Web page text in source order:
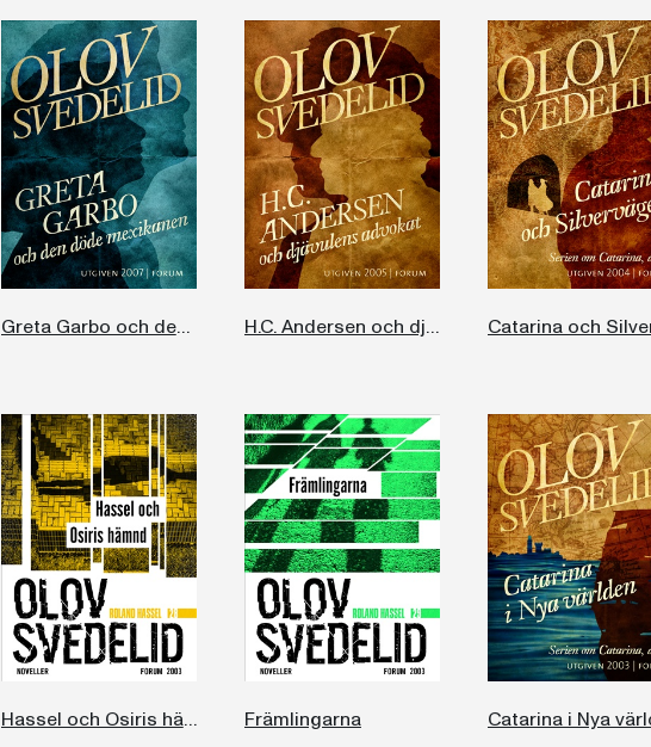
Greta Garbo och den döde mexikanen H.C. Andersen och djävulens advokat
Hassel och Osiris hämnd Främlingarna Catarina i Nya